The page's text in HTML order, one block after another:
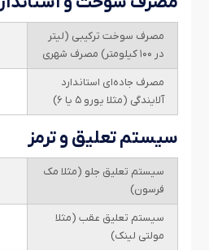
مصرف سوخت ترکیبی (لیتر
در ۱۰۰ کیلومتر) مصرف شهری
مصرف جاده‌ای استاندارد
آلایندگی (مثلا یورو ۵ یا ۶)
سیستم تعلیق و ترمز
سیستم تعلیق جلو (مثلا مک
فرسون)
سیستم تعلیق عقب (مثلا
مولتی لینک)